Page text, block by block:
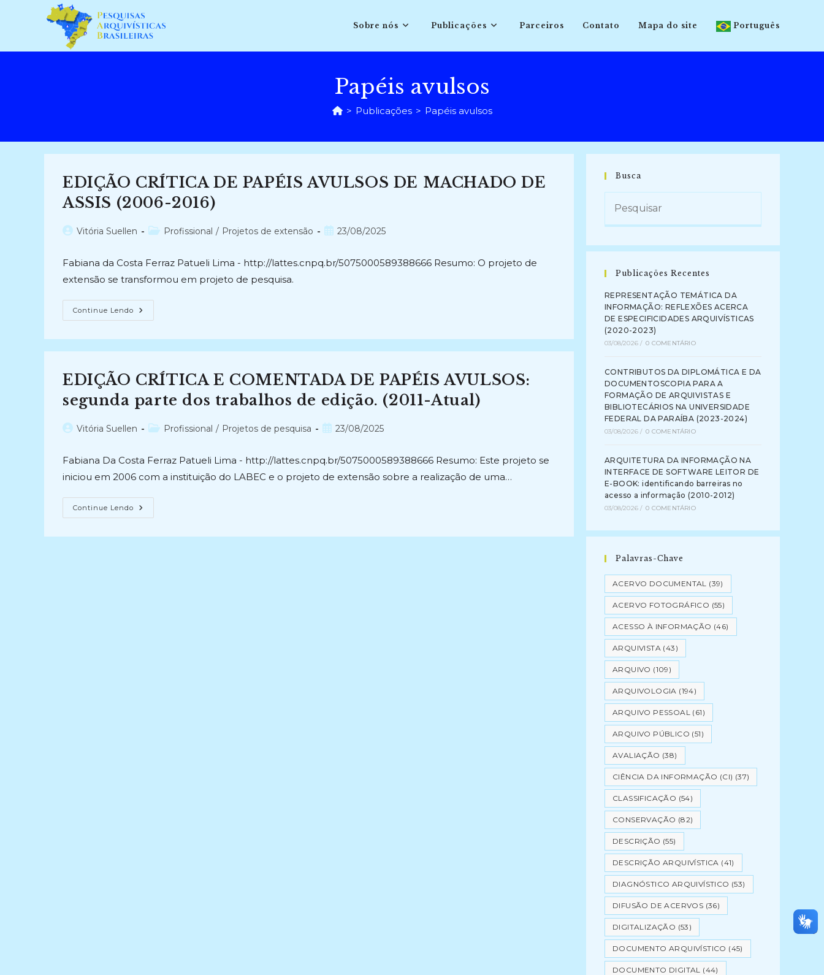
conteúdo
Sobre nós Publicações Parceiros Contato Mapa do site Português
Papéis avulsos
> Publicações > Papéis avulsos
EDIÇÃO CRÍTICA DE PAPÉIS AVULSOS DE MACHADO DE
ASSIS (2006-2016)
AutorVitória Suellen
Categoria
Profissional / Projetos de extensão
Post23/08/2025
Fabiana da Costa Ferraz Patueli Lima - http://lattes.cnpq.br/5075000589388666 Resumo: O projeto de
extensão se transformou em projeto de pesquisa.
Continue Lendo EDIÇÃO
CRÍTICA
DE
ASSIS
(2006-
2016)
EDIÇÃO CRÍTICA E COMENTADA DE PAPÉIS AVULSOS:
segunda parte dos trabalhos de edição. (2011-Atual)
AutorVitória Suellen
Categoria
Profissional / Projetos de pesquisa
Post23/08/2025
Fabiana Da Costa Ferraz Patueli Lima - http://lattes.cnpq.br/5075000589388666 Resumo: Este projeto se
iniciou em 2006 com a instituição do LABEC e o projeto de extensão sobre a realização de uma…
Continue Lendo EDIÇÃO
CRÍTICA
Busca
Publicações Recentes
REPRESENTAÇÃO TEMÁTICA DA
INFORMAÇÃO: REFLEXÕES ACERCA
DE ESPECIFICIDADES ARQUIVÍSTICAS
(2020-2023)
03/08/2026 / 0 COMENTÁRIO
CONTRIBUTOS DA DIPLOMÁTICA E DA
DOCUMENTOSCOPIA PARA A
FORMAÇÃO DE ARQUIVISTAS E
BIBLIOTECÁRIOS NA UNIVERSIDADE
FEDERAL DA PARAÍBA (2023-2024)
03/08/2026 / 0 COMENTÁRIO
ARQUITETURA DA INFORMAÇÃO NA
INTERFACE DE SOFTWARE LEITOR DE
E-BOOK: identificando barreiras no
acesso a informação (2010-2012)
03/08/2026 / 0 COMENTÁRIO
Palavras-Chave
ACERVO DOCUMENTAL (39)
ACERVO FOTOGRÁFICO (55)
ACESSO À INFORMAÇÃO (46)
ARQUIVISTA (43)
ARQUIVO (109)
ARQUIVOLOGIA (194)
ARQUIVO PESSOAL (61)
ARQUIVO PÚBLICO (51)
AVALIAÇÃO (38)
CIÊNCIA DA INFORMAÇÃO (CI) (37)
CLASSIFICAÇÃO (54)
CONSERVAÇÃO (82)
DESCRIÇÃO (55)
DESCRIÇÃO ARQUIVÍSTICA (41)
DIAGNÓSTICO ARQUIVÍSTICO (53)
DIFUSÃO DE ACERVOS (36)
DIGITALIZAÇÃO (53)
DOCUMENTO ARQUIVÍSTICO (45)
DOCUMENTO DIGITAL (44)